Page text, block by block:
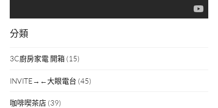
分類
3C廚房家電 開箱 (15)
INVITE→←大眼電台 (45)
咖啡喫茶店 (39)